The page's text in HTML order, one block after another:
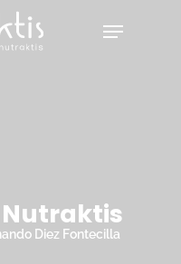
Menu
Nutraktis
Diez Fontecilla